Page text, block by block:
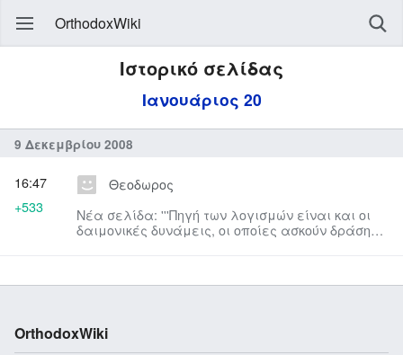
OrthodoxWiki
Ιστορικό σελίδας
Ιανουάριος 20
9 Δεκεμβρίου 2008
Θεοδωρος
Νέα σελίδα: '''Πηγή των λογισμών είναι και οι
δαιμονικές δυνάμεις, οι οποίες ασκούν δράση
16:47
+533
OrthodoxWiki